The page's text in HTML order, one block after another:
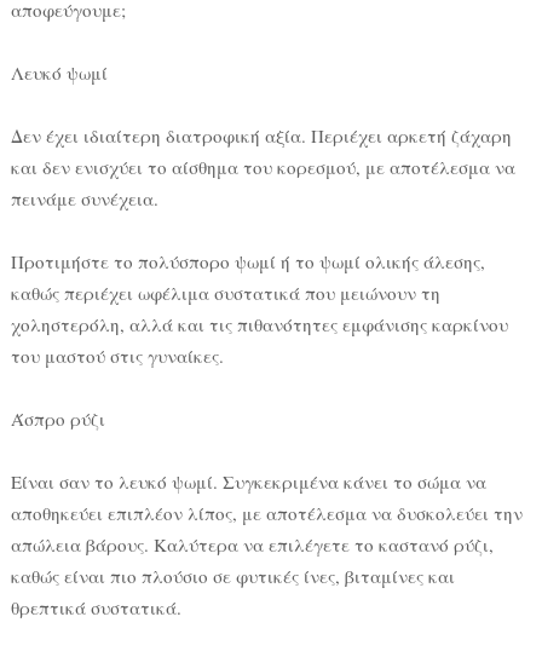
αποφεύγουμε;
Λευκό ψωμί
Δεν έχει ιδιαίτερη διατροφική αξία. Περιέχει αρκετή ζάχαρη
και δεν ενισχύει το αίσθημα του κορεσμού, με αποτέλεσμα να
πεινάμε συνέχεια.
Προτιμήστε το πολύσπορο ψωμί ή το ψωμί ολικής άλεσης,
καθώς περιέχει ωφέλιμα συστατικά που μειώνουν τη
χοληστερόλη, αλλά και τις πιθανότητες εμφάνισης καρκίνου
του μαστού στις γυναίκες.
Άσπρο ρύζι
Είναι σαν το λευκό ψωμί. Συγκεκριμένα κάνει το σώμα να
αποθηκεύει επιπλέον λίπος, με αποτέλεσμα να δυσκολεύει την
απώλεια βάρους. Καλύτερα να επιλέγετε το καστανό ρύζι,
καθώς είναι πιο πλούσιο σε φυτικές ίνες, βιταμίνες και
θρεπτικά συστατικά.